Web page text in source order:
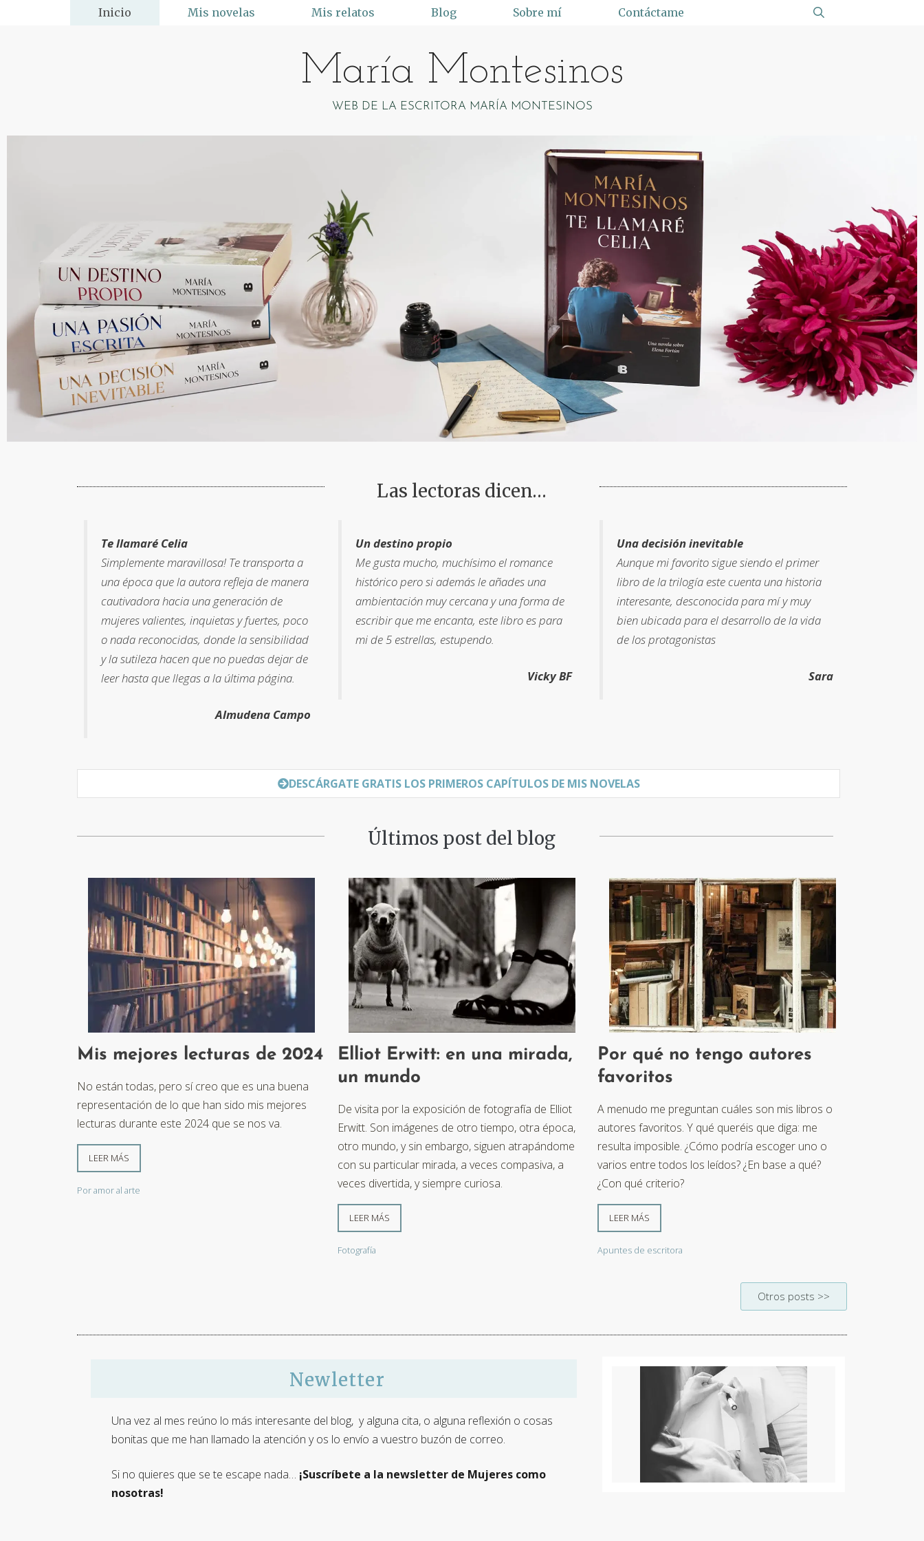
Inicio Mis novelas Mis relatos Blog Sobre mí Contáctame
María Montesinos
WEB DE LA ESCRITORA MARÍA MONTESINOS
Las lectoras dicen…
Te llamaré Celia
Simplemente maravillosa! Te transporta a
una época que la autora refleja de manera
cautivadora hacia una generación de
mujeres valientes, inquietas y fuertes, poco
o nada reconocidas, donde la sensibilidad
y la sutileza hacen que no puedas dejar de
leer hasta que llegas a la última página.
Almudena Campo
Un destino propio
Me gusta mucho, muchísimo el romance
histórico pero si además le añades una
ambientación muy cercana y una forma de
escribir que me encanta, este libro es para
mi de 5 estrellas, estupendo.
Vicky BF
Una decisión inevitable
Aunque mi favorito sigue siendo el primer
libro de la trilogía este cuenta una historia
interesante, desconocida para mí y muy
bien ubicada para el desarrollo de la vida
de los protagonistas
Sara
DESCÁRGATE GRATIS LOS PRIMEROS CAPÍTULOS DE MIS NOVELAS
Últimos post del blog
Mis mejores lecturas de 2024
No están todas, pero sí creo que es una buena
representación de lo que han sido mis mejores
lecturas durante este 2024 que se nos va.
LEER MÁS
Por amor al arte
Elliot Erwitt: en una mirada,
un mundo
De visita por la exposición de fotografía de Elliot
Erwitt. Son imágenes de otro tiempo, otra época,
otro mundo, y sin embargo, siguen atrapándome
con su particular mirada, a veces compasiva, a
veces divertida, y siempre curiosa.
LEER MÁS
Fotografía
Por qué no tengo autores
favoritos
A menudo me preguntan cuáles son mis libros o
autores favoritos. Y qué queréis que diga: me
resulta imposible. ¿Cómo podría escoger uno o
varios entre todos los leídos? ¿En base a qué?
¿Con qué criterio?
LEER MÁS
Apuntes de escritora
Otros posts >>
Newletter
Una vez al mes reúno lo más interesante del blog, y alguna cita, o alguna reflexión o cosas
bonitas que me han llamado la atención y os lo envío a vuestro buzón de correo.
Si no quieres que se te escape nada… ¡Suscríbete a la newsletter de Mujeres como
nosotras!